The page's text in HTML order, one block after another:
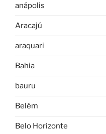
anápolis
Aracajú
araquari
Bahia
bauru
Belém
Belo Horizonte